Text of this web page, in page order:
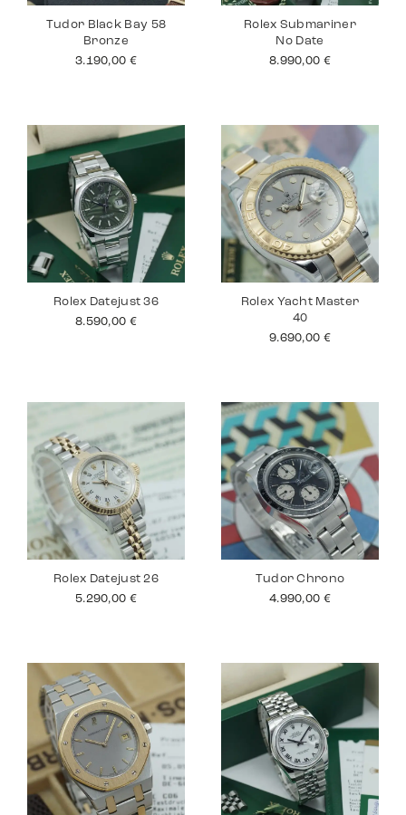
Tudor Black Bay 58
Bronze
3.190,00 €
Rolex Submariner
No Date
8.990,00 €
Rolex Datejust 36
8.590,00 €
Rolex Yacht Master
40
9.690,00 €
Rolex Datejust 26
5.290,00 €
Tudor Chrono
4.990,00 €